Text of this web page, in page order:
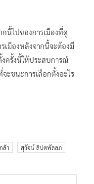
นี้ไปของการเมืองที่ดู
เมืองหลังจากนี้จะต้องมี
ครั้งนี้ให้ประสบการณ์
ะชนะการเลือกตั้งอะไร
ล้า สุวัจน์ ลิปตพัลลภ